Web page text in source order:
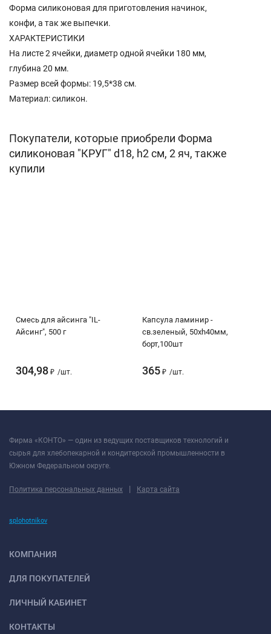
Форма силиконовая для приготовления начинок,
конфи, а так же выпечки.
ХАРАКТЕРИСТИКИ
На листе 2 ячейки, диаметр одной ячейки 180 мм,
глубина 20 мм.
Размер всей формы: 19,5*38 см.
Материал: силикон.
Покупатели, которые приобрели Форма
силиконовая "КРУГ" d18, h2 см, 2 яч, также
купили
Смесь для айсинга "IL-
Айсинг", 500 г
304,98 ₽ /шт.
Капсула ламинир -
св.зеленый, 50хh40мм,
борт,100шт
365 ₽ /шт.
Фирма «КОНТО» — один из ведущих поставщиков технологий и
сырья для хлебопекарной и кондитерской промышленности в
Южном Федеральном округе.
Политика персональных данных | Карта сайта
splohotnikov
КОМПАНИЯ
ДЛЯ ПОКУПАТЕЛЕЙ
ЛИЧНЫЙ КАБИНЕТ
КОНТАКТЫ